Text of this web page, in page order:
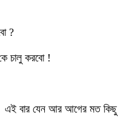
?
চালু করবো !
বার যেন আর আগের মত কিছু